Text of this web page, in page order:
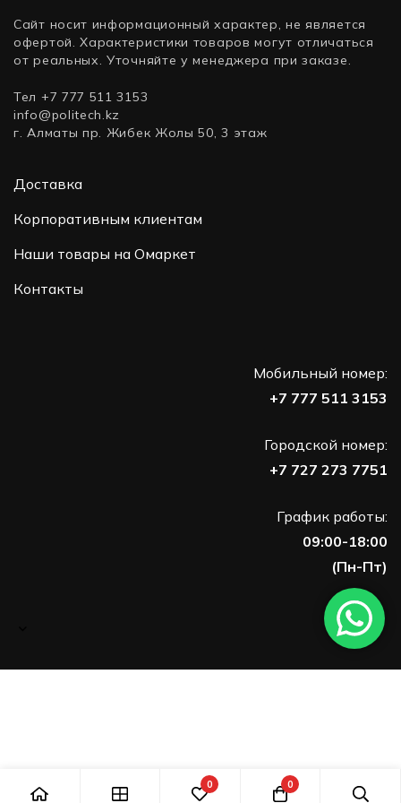
Сайт носит информационный характер, не является
офертой. Характеристики товаров могут отличаться
от реальных. Уточняйте у менеджера при заказе.
Тел +7 777 511 3153
info@politech.kz
г. Алматы пр. Жибек Жолы 50, 3 этаж
Доставка
Корпоративным клиентам
Наши товары на Омаркет
Контакты
Мобильный номер:
+7 777 511 3153
Городской номер:
+7 727 273 7751
График работы:
09:00-18:00
(Пн-Пт)
0 0